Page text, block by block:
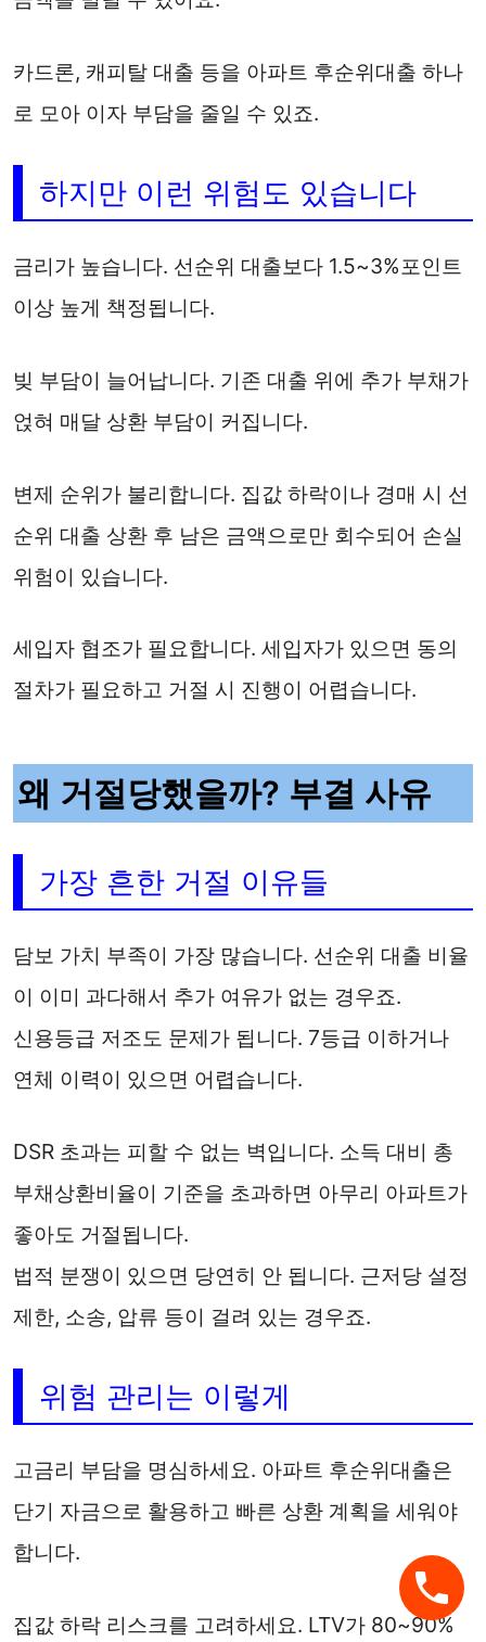
카드론, 캐피탈 대출 등을 아파트 후순위대출 하나
로 모아 이자 부담을 줄일 수 있죠.
하지만 이런 위험도 있습니다
금리가 높습니다. 선순위 대출보다 1.5~3%포인트
이상 높게 책정됩니다.
빚 부담이 늘어납니다. 기존 대출 위에 추가 부채가
얹혀 매달 상환 부담이 커집니다.
변제 순위가 불리합니다. 집값 하락이나 경매 시 선
순위 대출 상환 후 남은 금액으로만 회수되어 손실
위험이 있습니다.
세입자 협조가 필요합니다. 세입자가 있으면 동의
절차가 필요하고 거절 시 진행이 어렵습니다.
왜 거절당했을까? 부결 사유
가장 흔한 거절 이유들
담보 가치 부족이 가장 많습니다. 선순위 대출 비율
이 이미 과다해서 추가 여유가 없는 경우죠.
신용등급 저조도 문제가 됩니다. 7등급 이하거나
연체 이력이 있으면 어렵습니다.
DSR 초과는 피할 수 없는 벽입니다. 소득 대비 총
부채상환비율이 기준을 초과하면 아무리 아파트가
좋아도 거절됩니다.
법적 분쟁이 있으면 당연히 안 됩니다. 근저당 설정
제한, 소송, 압류 등이 걸려 있는 경우죠.
위험 관리는 이렇게
고금리 부담을 명심하세요. 아파트 후순위대출은
단기 자금으로 활용하고 빠른 상환 계획을 세워야
합니다.
집값 하락 리스크를 고려하세요. LTV가 80~90%